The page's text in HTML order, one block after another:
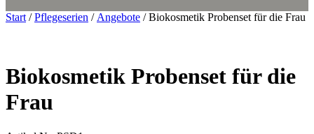
Start /Pflegeserien / Angebote / Biokosmetik Probenset für die Frau
Biokosmetik Probenset für die
Frau